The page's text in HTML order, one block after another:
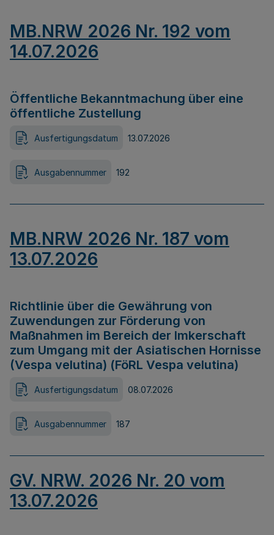
MB.NRW 2026 Nr. 192 vom
14.07.2026
Öffentliche Bekanntmachung über eine
öffentliche Zustellung
Ausfertigungsdatum 13.07.2026
Ausgabennummer 192
MB.NRW 2026 Nr. 187 vom
13.07.2026
Richtlinie über die Gewährung von
Zuwendungen zur Förderung von
Maßnahmen im Bereich der Imkerschaft
zum Umgang mit der Asiatischen Hornisse
(Vespa velutina) (FöRL Vespa velutina)
Ausfertigungsdatum 08.07.2026
Ausgabennummer 187
GV. NRW. 2026 Nr. 20 vom
13.07.2026